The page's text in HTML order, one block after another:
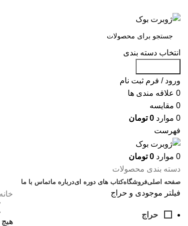
انتخاب دسته بندی
ورود / فرم ثبت نام
0 علاقه مندی ها
0 مقایسه
0 موارد 0 تومان
فهرست
0 موارد 0 تومان
دسته بندی محصولات
صفحه اصلیفروشگاهکتاب های دوره ایدرباره ماتماس با ما
فیلتر موجودی و حراج
حراج
خانه